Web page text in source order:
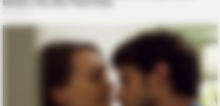
BUZZDAY
“Classic Dirty Dancing Mystery Unveiled—What Few Ever